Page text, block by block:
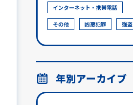
インターネット・携帯電話
その他 凶悪犯罪 強盗
年別アーカイブ